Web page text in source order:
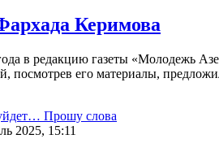
Керимова
в редакцию газеты «Молодежь
посмотрев его материалы,
Прошу слова
2025, 15:11